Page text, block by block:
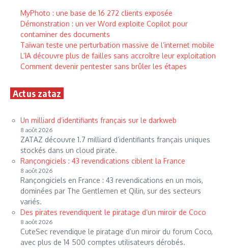
MyPhoto : une base de 16 272 clients exposée
Démonstration : un ver Word exploite Copilot pour
contaminer des documents
Taïwan teste une perturbation massive de l’internet mobile
L’IA découvre plus de failles sans accroître leur exploitation
Comment devenir pentester sans brûler les étapes
Actus zataz
Un milliard d’identifiants français sur le darkweb
8 août 2026
ZATAZ découvre 1.7 milliard d’identifiants français uniques
stockés dans un cloud pirate.
Rançongiciels : 43 revendications ciblent la France
8 août 2026
Rançongiciels en France : 43 revendications en un mois,
dominées par The Gentlemen et Qilin, sur des secteurs
variés.
Des pirates revendiquent le piratage d’un miroir de Coco
8 août 2026
CuteSec revendique le piratage d’un miroir du forum Coco,
avec plus de 14 500 comptes utilisateurs dérobés.